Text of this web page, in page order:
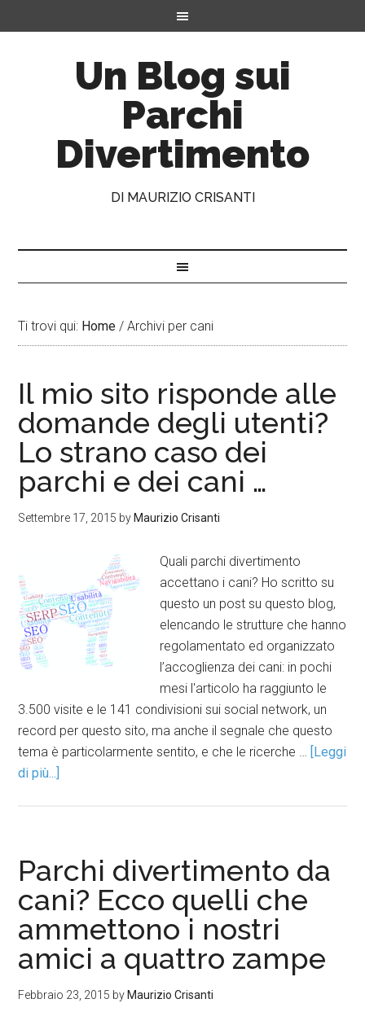
Un Blog sui
Parchi
Divertimento
DI MAURIZIO CRISANTI
Ti trovi qui: Home / Archivi per cani
Il mio sito risponde alle
domande degli utenti?
Lo strano caso dei
parchi e dei cani …
Settembre 17, 2015 by Maurizio Crisanti
Quali parchi divertimento
accettano i cani? Ho scritto su
questo un post su questo blog,
elencando le strutture che hanno
regolamentato ed organizzato
l’accoglienza dei cani: in pochi
mesi l'articolo ha raggiunto le
3.500 visite e le 141 condivisioni sui social network, un
record per questo sito, ma anche il segnale che questo
tema è particolarmente sentito, e che le ricerche … [Leggi
di più...]
Parchi divertimento da
cani? Ecco quelli che
ammettono i nostri
amici a quattro zampe
Febbraio 23, 2015 by Maurizio Crisanti